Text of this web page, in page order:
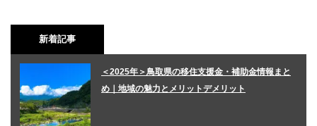
新着記事
＜2025年＞鳥取県の移住支援金・補助金情報まと
め｜地域の魅力とメリットデメリット